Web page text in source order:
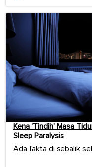
Kena ‘Tindih’ Masa
Sleep Paralysis
Ada fakta di sebalik